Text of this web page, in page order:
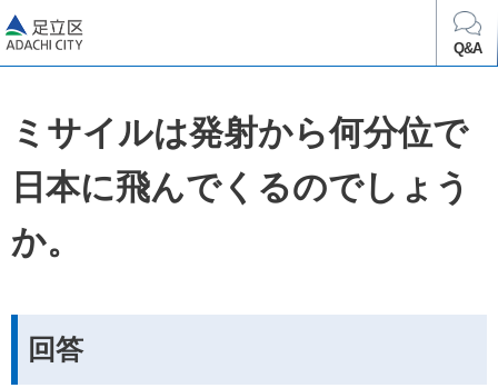
Q&A
ミサイルは発射から何分位で
日本に飛んでくるのでしょう
か。
回答